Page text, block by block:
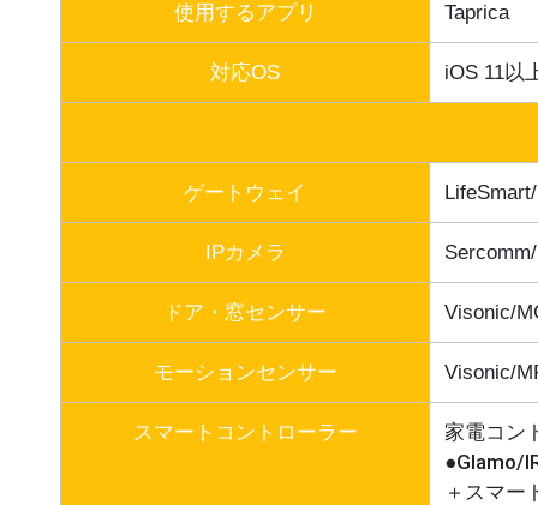
使用するアプリ Taprica
対応OS iOS 11以
ゲートウェイ
IPカメラ
ドア・窓センサー Visonic/
モーションセンサー Visonic/
スマートコントローラー 家電コン
●Glamo/
＋スマー